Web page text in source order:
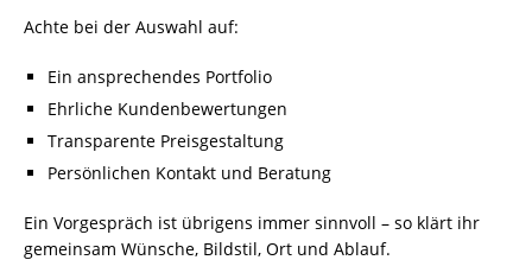
Achte bei der Auswahl auf:
Ein ansprechendes Portfolio
Ehrliche Kundenbewertungen
Transparente Preisgestaltung
Persönlichen Kontakt und Beratung
Ein Vorgespräch ist übrigens immer sinnvoll – so klärt ihr
gemeinsam Wünsche, Bildstil, Ort und Ablauf.